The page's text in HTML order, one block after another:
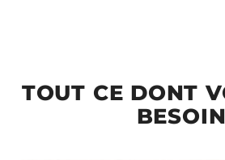
TOUT CE DONT
BESOIN